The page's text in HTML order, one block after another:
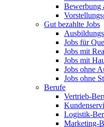
Bewerbung
Gut bezahlte Jobs
Jobs für
Jobs mit
Jobs mit
Jobs ohne
Jobs ohne
Berufe
Vertrieb-
Logistik-
Marketing-